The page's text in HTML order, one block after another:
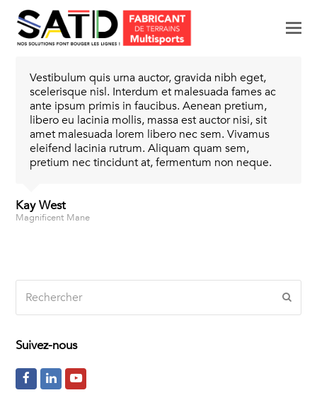
Vestibulum quis urna auctor, gravida nibh eget,
scelerisque nisl. Interdum et malesuada fames ac
ante ipsum primis in faucibus. Aenean pretium,
libero eu lacinia mollis, massa est auctor nisi, sit
amet malesuada lorem libero nec sem. Vivamus
eleifend lacinia rutrum. Aliquam quam sem,
pretium nec tincidunt at, fermentum non neque.
Kay West
Magnificent Mane
Suivez-nous
L
Y